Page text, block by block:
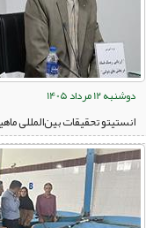
دوشنبه 12 مرداد 1405
انستیتو تحقیقات بین‌المللی